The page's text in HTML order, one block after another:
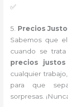
✅
5. Precios
Sabemos que
cuando se
precios
cualquier
para que
sorpresas.